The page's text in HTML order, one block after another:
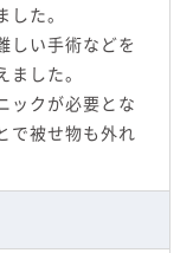
した。
しい手術などを
ました。
ックが必要とな
で被せ物も外れ